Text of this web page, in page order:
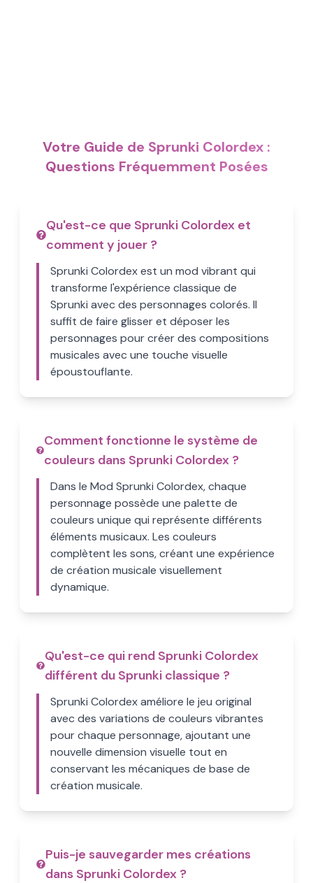
Votre Guide de Sprunki Colordex :
Questions Fréquemment Posées
Qu'est-ce que Sprunki Colordex et
comment y jouer ?
Sprunki Colordex est un mod vibrant qui
transforme l'expérience classique de
Sprunki avec des personnages colorés. Il
suffit de faire glisser et déposer les
personnages pour créer des compositions
musicales avec une touche visuelle
époustouflante.
Comment fonctionne le système de
couleurs dans Sprunki Colordex ?
Dans le Mod Sprunki Colordex, chaque
personnage possède une palette de
couleurs unique qui représente différents
éléments musicaux. Les couleurs
complètent les sons, créant une expérience
de création musicale visuellement
dynamique.
Qu'est-ce qui rend Sprunki Colordex
différent du Sprunki classique ?
Sprunki Colordex améliore le jeu original
avec des variations de couleurs vibrantes
pour chaque personnage, ajoutant une
nouvelle dimension visuelle tout en
conservant les mécaniques de base de
création musicale.
Puis-je sauvegarder mes créations
dans Sprunki Colordex ?